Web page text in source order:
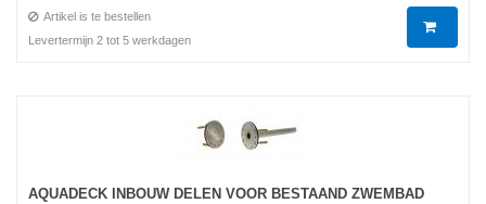
Artikel is te bestellen
Levertermijn 2 tot 5 werkdagen
AQUADECK INBOUW DELEN VOOR BESTAAND ZWEMBAD